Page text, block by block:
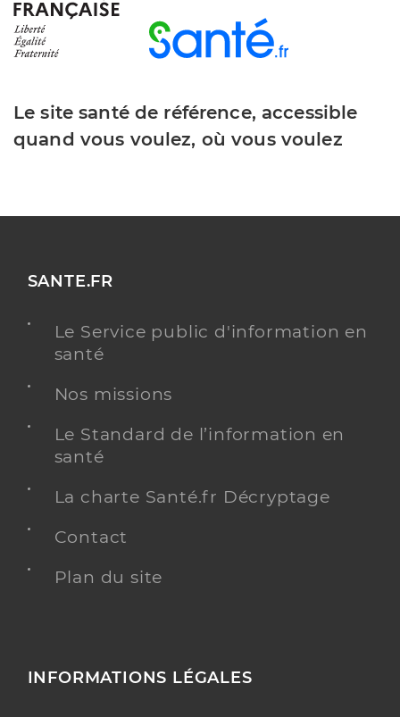
Le site santé de référence, accessible
quand vous voulez, où vous voulez
SANTE.FR
Le Service public d'information en
santé
Nos missions
Le Standard de l’information en
santé
La charte Santé.fr Décryptage
Contact
Plan du site
INFORMATIONS LÉGALES